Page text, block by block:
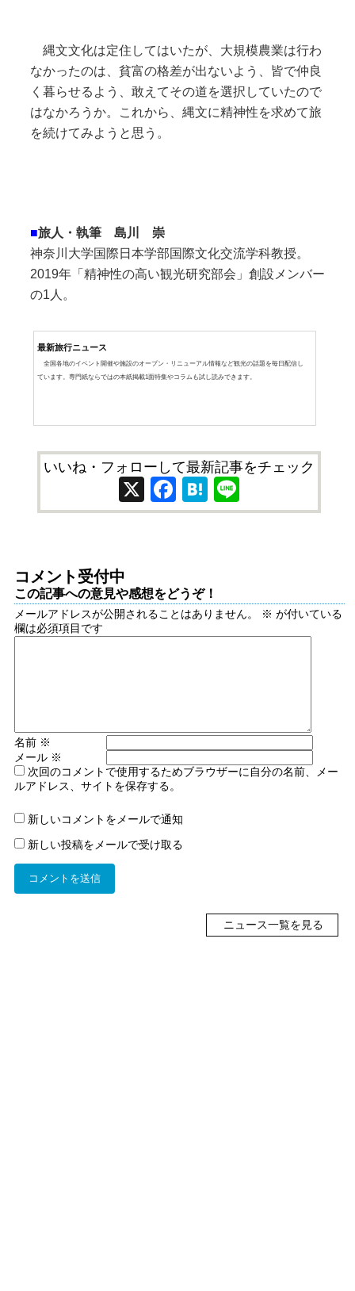
縄文文化は定住してはいたが、大規模農業は行わ
なかったのは、貧富の格差が出ないよう、皆で仲良
く暮らせるよう、敢えてその道を選択していたので
はなかろうか。これから、縄文に精神性を求めて旅
を続けてみようと思う。
■旅人・執筆 島川 崇
神奈川大学国際日本学部国際文化交流学科教授。
2019年「精神性の高い観光研究部会」創設メンバー
の1人。
最新旅行ニュース
全国各地のイベント開催や施設のオープン・リニューアル情報など観光の話題を毎日配信し
ています。専門紙ならではの本紙掲載1面特集やコラムも試し読みできます。
いいね・フォローして最新記事をチェック
X Facebook
Hatena
コメント受付中
この記事への意見や感想をどうぞ！
メールアドレスが公開されることはありません。 ※ が付いている
欄は必須項目です
名前 ※
メール ※
次回のコメントで使用するためブラウザーに自分の名前、メー
ルアドレス、サイトを保存する。
新しいコメントをメールで通知
新しい投稿をメールで受け取る
ニュース一覧を見る